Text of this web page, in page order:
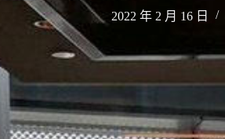
2022 年 2 月 16 日